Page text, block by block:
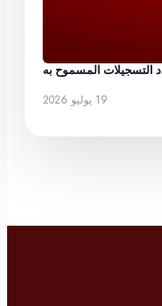
التسجيلات المسموح به
19 يوليو 2026